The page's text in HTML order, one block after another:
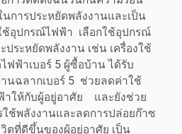
การประหยัดพลังงานและเป็น
ช้อุปกรณ์ไฟฟ้า เลือกใช้อุปกรณ์
ระหยัดพลังงาน เช่น เครื่องใช้
ฟ้าเบอร์ 5 ผู้ซื้อบ้าน ได้รับ
นฉลากเบอร์ 5 ช่วยลดค่าใช้
าให้กับผู้อยู่อาศัย และยังช่วย
ช้พลังงานและลดการปล่อยก๊าซ
ตที่ดีขึ้นของผู้อยู่อาศัย เป็น